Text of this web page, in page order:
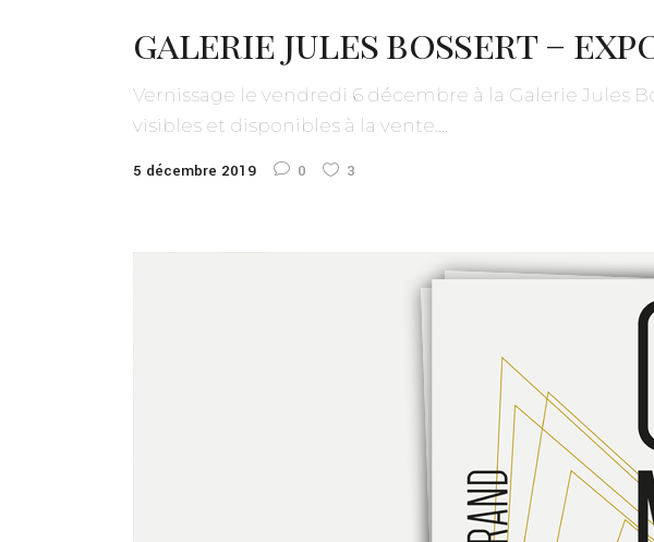
galerie jules bossert –
Vernissage le vendredi 6 décembre à la Galerie Jules
visibles et disponibles à la vente....
5 décembre 2019 0 3